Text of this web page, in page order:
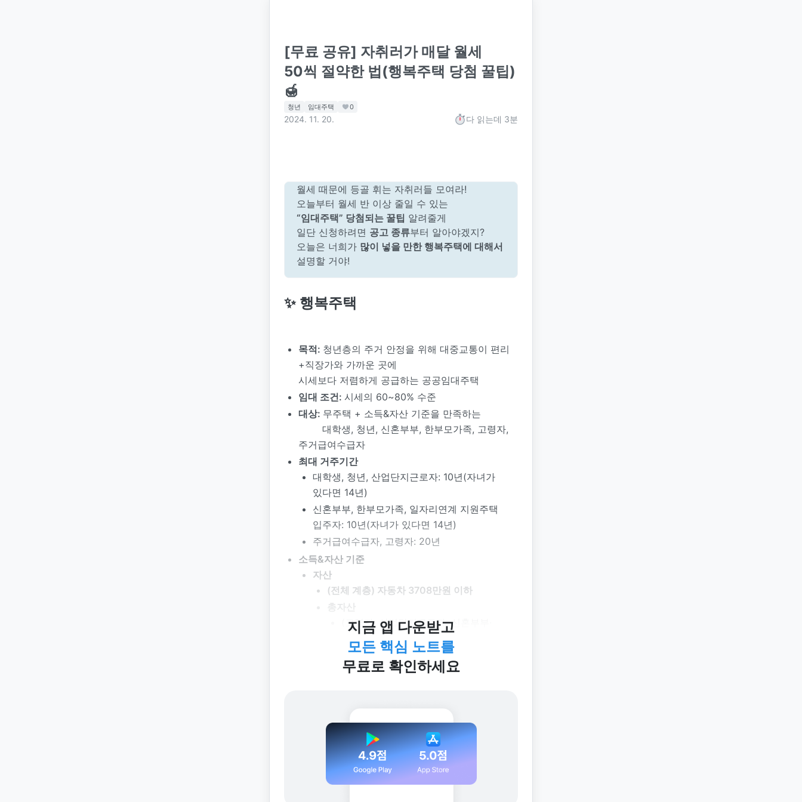
[무료 공유] 자취러가 매달 월세
50씩 절약한 법(행복주택 당첨 꿀팁)
🍯
청년 임대주택 0
2024. 11. 20. 다 읽는데 3분
월세 때문에 등골 휘는 자취러들 모여라!
오늘부터 월세 반 이상 줄일 수 있는
“임대주택” 당첨되는 꿀팁 알려줄게
일단 신청하려면 공고 종류부터 알아야겠지?
오늘은 너희가 많이 넣을 만한 행복주택에 대해서
설명할 거야!
✨ 행복주택
목적: 청년층의 주거 안정을 위해 대중교통이 편리
+직장가와 가까운 곳에
시세보다 저렴하게 공급하는 공공임대주택
임대 조건: 시세의 60~80% 수준
대상: 무주택 + 소득&자산 기준을 만족하는
주거급여수급자
최대 거주기간
대학생, 청년, 산업단지근로자: 10년(자녀가
있다면 14년)
신혼부부, 한부모가족, 일자리연계 지원주택
입주자: 10년(자녀가 있다면 14년)
주거급여수급자, 고령자: 20년
소득&자산 기준
자산
(전체 계층) 자동차 3708만원 이하
총자산
(고령자, 산업단지근로자, 신혼부부∙
한부모가족)이라면
3억4500만원 이하
(대학생)이라면 1억원 이하
(청년)이라면 2억 7300만원 이하
소득기준 세부사항 확인(클릭)
소득 기준이 너무 어렵다고???
신청 계층마다, 가구원 수마다 금액이 달라져
복잡함;;;
지금 앱 다운받고
모든 핵심 노트를
무료로 확인하세요